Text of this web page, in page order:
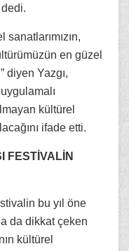
en güzel
diyen Yazgı,
kültürel
ifade etti.
FESTİVALİN
bu yıl öne
da dikkat çeken
kültürel